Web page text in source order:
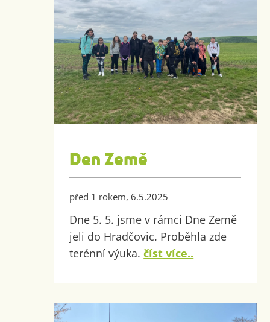
Den Země
před 1 rokem, 6.5.2025
Dne 5. 5. jsme v rámci Dne Země
jeli do Hradčovic. Proběhla zde
terénní výuka.číst více..